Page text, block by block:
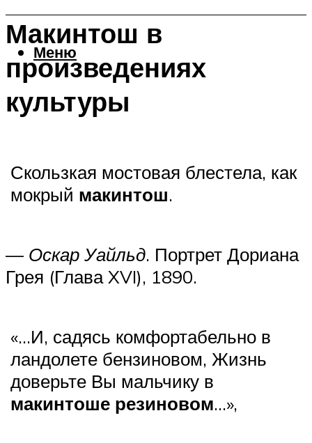
Меню
Макинтош в
произведениях
культуры
Скользкая мостовая блестела, как
мокрый макинтош.
— Оскар Уайльд. Портрет Дориана
Грея (Глава XVI), 1890.
«…И, садясь комфортабельно в
ландолете бензиновом, Жизнь
доверьте Вы мальчику в
макинтоше резиновом…»,